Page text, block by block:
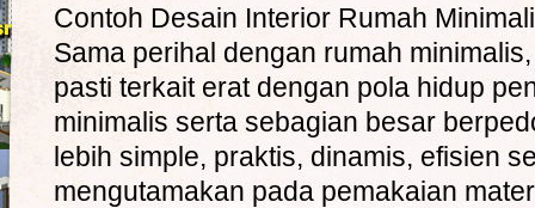
Contoh Desain Interior Rumah
Sama perihal dengan rumah
pasti terkait erat dengan pola hidup
minimalis serta sebagian besar
lebih simple, praktis, dinamis, efisien
mengutamakan pada pemakaian